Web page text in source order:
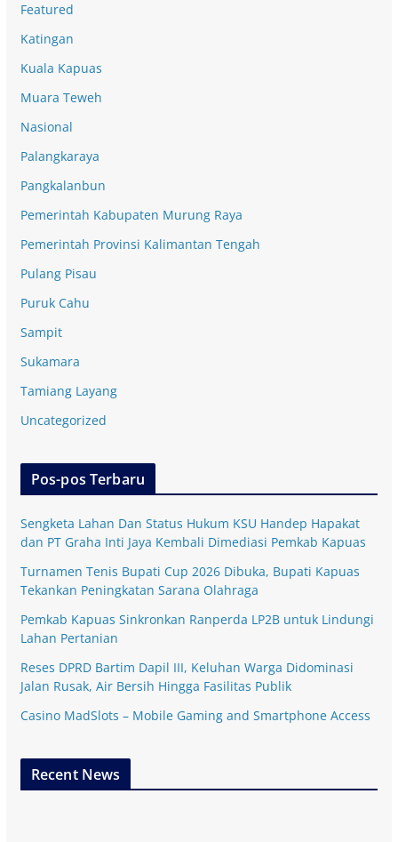
Featured
Katingan
Kuala Kapuas
Muara Teweh
Nasional
Palangkaraya
Pangkalanbun
Pemerintah Kabupaten Murung Raya
Pemerintah Provinsi Kalimantan Tengah
Pulang Pisau
Puruk Cahu
Sampit
Sukamara
Tamiang Layang
Uncategorized
Pos-pos Terbaru
Sengketa Lahan Dan Status Hukum KSU Handep Hapakat
dan PT Graha Inti Jaya Kembali Dimediasi Pemkab Kapuas
Turnamen Tenis Bupati Cup 2026 Dibuka, Bupati Kapuas
Tekankan Peningkatan Sarana Olahraga
Pemkab Kapuas Sinkronkan Ranperda LP2B untuk Lindungi
Lahan Pertanian
Reses DPRD Bartim Dapil III, Keluhan Warga Didominasi
Jalan Rusak, Air Bersih Hingga Fasilitas Publik
Casino MadSlots – Mobile Gaming and Smartphone Access
Recent News